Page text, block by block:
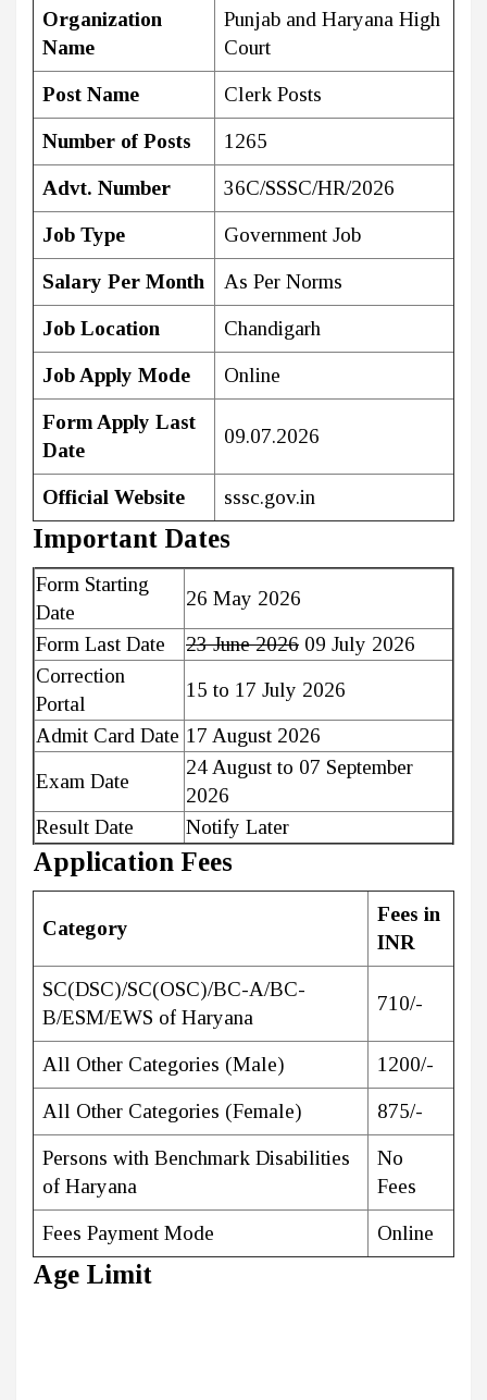
Organization
Name
Punjab and Haryana High
Court
Post Name Clerk Posts
Number of Posts 1265
Advt. Number 36C/SSSC/HR/2026
Job Type Government Job
Salary Per Month As Per Norms
Job Location Chandigarh
Job Apply Mode Online
Form Apply Last
Date
09.07.2026
Official Website sssc.gov.in
Important Dates
Form Starting
Date
26 May 2026
Form Last Date
23 June 2026 09 July 2026
Correction
Portal
15 to 17 July 2026
Admit Card Date 17 August 2026
Exam Date
24 August to 07 September
2026
Result Date
Notify Later
Application Fees
Category
Fees in
INR
SC(DSC)/SC(OSC)/BC-A/BC-
B/ESM/EWS of Haryana
710/-
All Other Categories (Male) 1200/-
All Other Categories (Female) 875/-
Persons with Benchmark Disabilities
of Haryana
No
Fees
Fees Payment Mode Online
Age Limit